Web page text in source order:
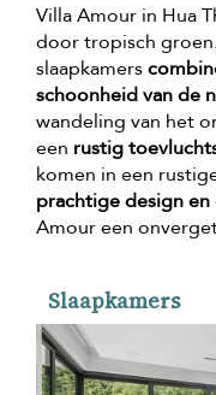
Villa Amour in Hua
door tropisch
slaapkamers
schoonheid van de
wandeling van het
een rustig
komen in een
prachtige design
Amour een
Slaapkamers